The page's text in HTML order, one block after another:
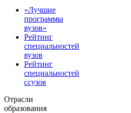
«Лучшие
программы
вузов»
Рейтинг
специальностей
вузов
Рейтинг
специальностей
ссузов
Отрасли
образования